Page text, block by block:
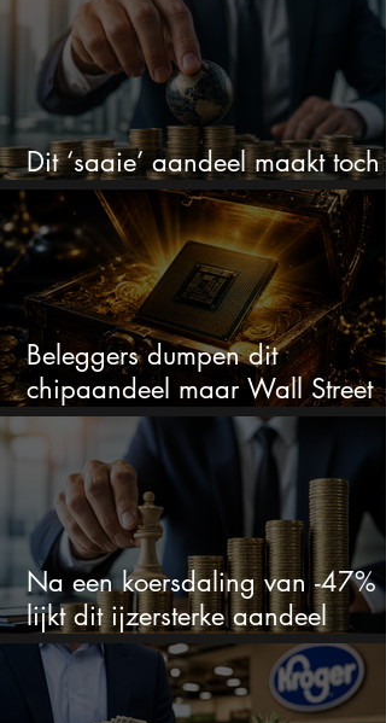
Dit ‘saaie’ aandeel maakt toch
bizar veel winst
Beleggers dumpen dit
chipaandeel maar Wall Street
ziet een zeldzame koopkans
Na een koersdaling van -47%
lijkt dit ijzersterke aandeel
aantrekkelijker dan ooit